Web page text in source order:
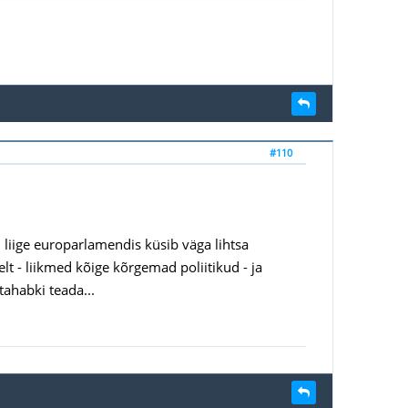
#110
europarlamendis küsib väga lihtsa
- liikmed kõige kõrgemad poliitikud - ja
teada...